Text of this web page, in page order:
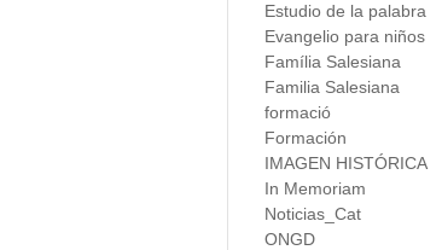
Estudio de la palabra
Evangelio para niños
Família Salesiana
Familia Salesiana
formació
Formación
IMAGEN HISTÓRICA
In Memoriam
Noticias_Cat
ONGD